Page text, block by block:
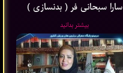
سارا سبحانی فر ( بدنسازی )
بیشتر بدانید